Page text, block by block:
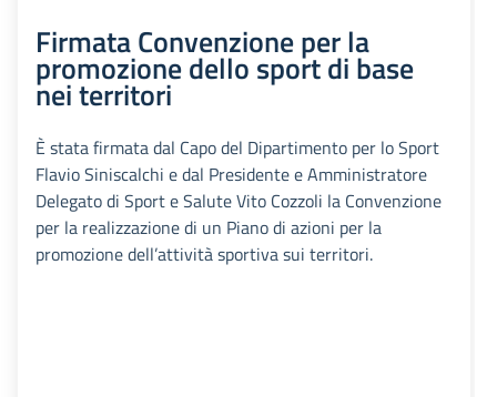
Firmata Convenzione per la
promozione dello sport di base
nei territori
È stata firmata dal Capo del Dipartimento per lo Sport
Flavio Siniscalchi e dal Presidente e Amministratore
Delegato di Sport e Salute Vito Cozzoli la Convenzione
per la realizzazione di un Piano di azioni per la
promozione dell’attività sportiva sui territori.